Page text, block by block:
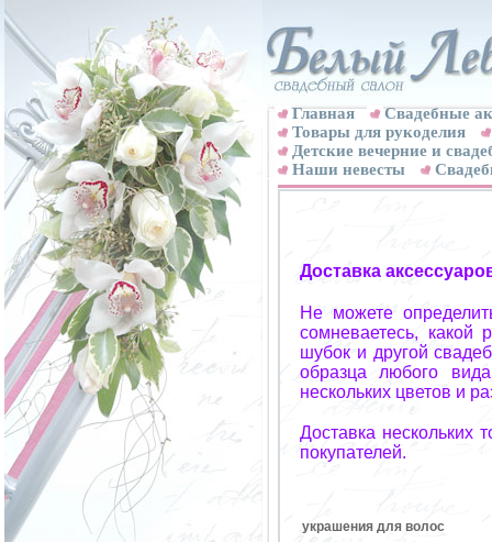
Главная
Свадебные
Товары для рукоделия
Детские вечерние и
Наши невесты
Доставка
Не можете
сомневаетесь, какой
шубок и другой
образца любого
нескольких цветов и
Доставка нескольких
покупателей.
украшения для волос